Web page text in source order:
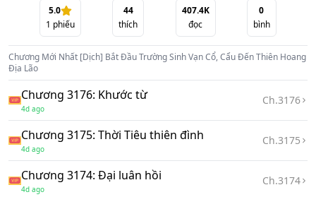
Không thèm xen vào chuyện của ai.
Hắn chỉ muốn cùng con trâu già bên người, trường sinh
bất tử, dạo bước thế gian, ngắm một vòng phồn hoa.
Từ một tiểu sơn thôn không ai biết tên, hắn chứng kiến hết
thảy —
Từ thời đại hoàng kim thịnh thế, đến đại loạn quy tắc sụp
đổ, từ hắc ám bộc phát, đến vạn linh lặng tắt…
Hắn thì vẫn thế, mặc áo vải thô, chậm rãi nhai rau xanh,
thỉnh thoảng tiện tay luyện đan, ngẫu nhiên dắt trâu đi
5.0
1 phiếu
44
thích
407.4K
đọc
0
bình
Chương Mới Nhất [Dịch] Bắt Đầu Trường Sinh Vạn Cổ, Cẩu Đến Thiên Hoang
Địa Lão
Chương 3176: Khước từ
4d ago
Ch.3176
Chương 3175: Thời Tiêu thiên đình
4d ago
Ch.3175
Chương 3174: Đại luân hồi
4d ago
Ch.3174